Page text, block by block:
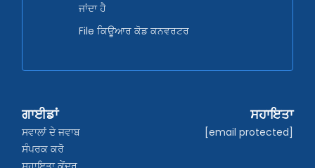
ਜਾਂਦਾ ਹੈ
File ਕਿਊਆਰ ਕੋਡ ਕਨਵਰਟਰ
ਗਾਈਡਾਂ
ਸਵਾਲਾਂ ਦੇ ਜਵਾਬ
ਸੰਪਰਕ ਕਰੋ
ਸਹਾਇਤਾ
[email protected]